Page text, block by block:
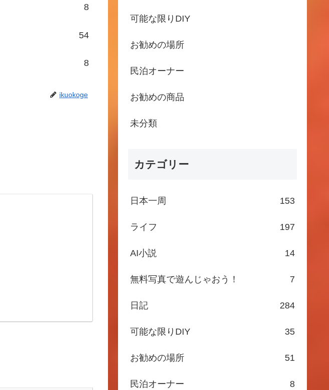
8
54
8
ikuokoge
可能な限りDIY
お勧めの場所
民泊オーナー
お勧めの商品
未分類
カテゴリー
日本一周 153
ライフ 197
AI小説 14
無料写真で遊んじゃおう！ 7
日記 284
可能な限りDIY 35
お勧めの場所 51
民泊オーナー 8